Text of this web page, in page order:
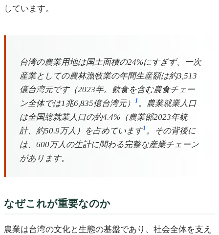
しています。
台湾の農業用地は国土面積の24%にすぎず、一次
産業としての農林漁牧業の年間生産額は約3,513
億台湾元です（2023年。飲食を含む農食チェー
ン全体では1兆6,835億台湾元）
1 。農業就業人口
は全国総就業人口の約4.4%（農業部2023年統
計、約50.9万人）を占めています1 。その背後に
は、600万人の生計に関わる完整な産業チェーン
があります。
なぜこれが重要なのか
農業は台湾の文化と生態の基盤であり、社会全体を支え